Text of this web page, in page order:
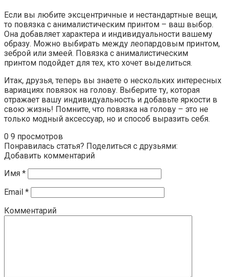
Если вы любите эксцентричные и нестандартные вещи,
то повязка с анималистическим принтом – ваш выбор.
Она добавляет характера и индивидуальности вашему
образу. Можно выбирать между леопардовым принтом,
зеброй или змеей. Повязка с анималистическим
принтом подойдет для тех, кто хочет выделиться.
Итак, друзья, теперь вы знаете о нескольких интересных
вариациях повязок на голову. Выберите ту, которая
отражает вашу индивидуальность и добавьте яркости в
свою жизнь! Помните, что повязка на голову – это не
только модный аксессуар, но и способ выразить себя.
0 9 просмотров
Понравилась статья? Поделиться с друзьями:
Добавить комментарий
Имя *
Email *
Комментарий